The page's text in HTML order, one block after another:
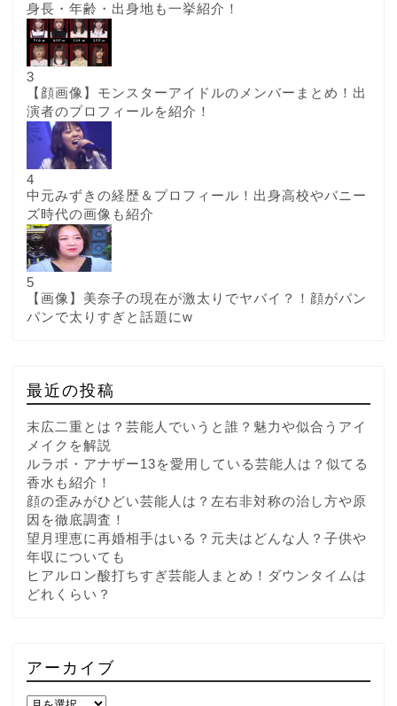
身長・年齢・出身地も一挙紹介！
3
【顔画像】モンスターアイドルのメンバーまとめ！出
演者のプロフィールを紹介！
4
中元みずきの経歴＆プロフィール！出身高校やバニー
ズ時代の画像も紹介
5
【画像】美奈子の現在が激太りでヤバイ？！顔がパン
パンで太りすぎと話題にw
最近の投稿
末広二重とは？芸能人でいうと誰？魅力や似合うアイ
メイクを解説
ルラボ・アナザー13を愛用している芸能人は？似てる
香水も紹介！
顔の歪みがひどい芸能人は？左右非対称の治し方や原
因を徹底調査！
望月理恵に再婚相手はいる？元夫はどんな人？子供や
年収についても
ヒアルロン酸打ちすぎ芸能人まとめ！ダウンタイムは
どれくらい？
アーカイブ